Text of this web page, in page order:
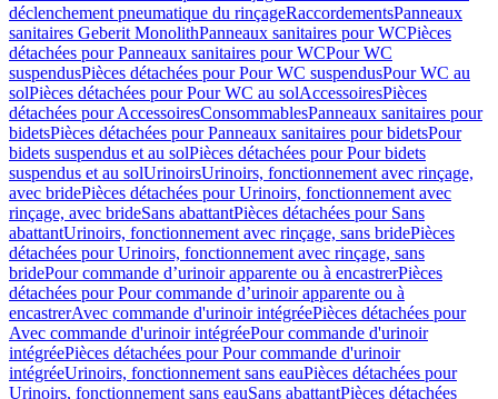
déclenchement pneumatique du rinçageRaccordementsPanneaux
sanitaires Geberit MonolithPanneaux sanitaires pour WCPièces
détachées pour Panneaux sanitaires pour WCPour WC
suspendusPièces détachées pour Pour WC suspendusPour WC au
solPièces détachées pour Pour WC au solAccessoiresPièces
détachées pour AccessoiresConsommablesPanneaux sanitaires pour
bidetsPièces détachées pour Panneaux sanitaires pour bidetsPour
bidets suspendus et au solPièces détachées pour Pour bidets
suspendus et au solUrinoirsUrinoirs, fonctionnement avec rinçage,
avec bridePièces détachées pour Urinoirs, fonctionnement avec
rinçage, avec brideSans abattantPièces détachées pour Sans
abattantUrinoirs, fonctionnement avec rinçage, sans bridePièces
détachées pour Urinoirs, fonctionnement avec rinçage, sans
bridePour commande d’urinoir apparente ou à encastrerPièces
détachées pour Pour commande d’urinoir apparente ou à
encastrerAvec commande d'urinoir intégréePièces détachées pour
Avec commande d'urinoir intégréePour commande d'urinoir
intégréePièces détachées pour Pour commande d'urinoir
intégréeUrinoirs, fonctionnement sans eauPièces détachées pour
Urinoirs, fonctionnement sans eauSans abattantPièces détachées